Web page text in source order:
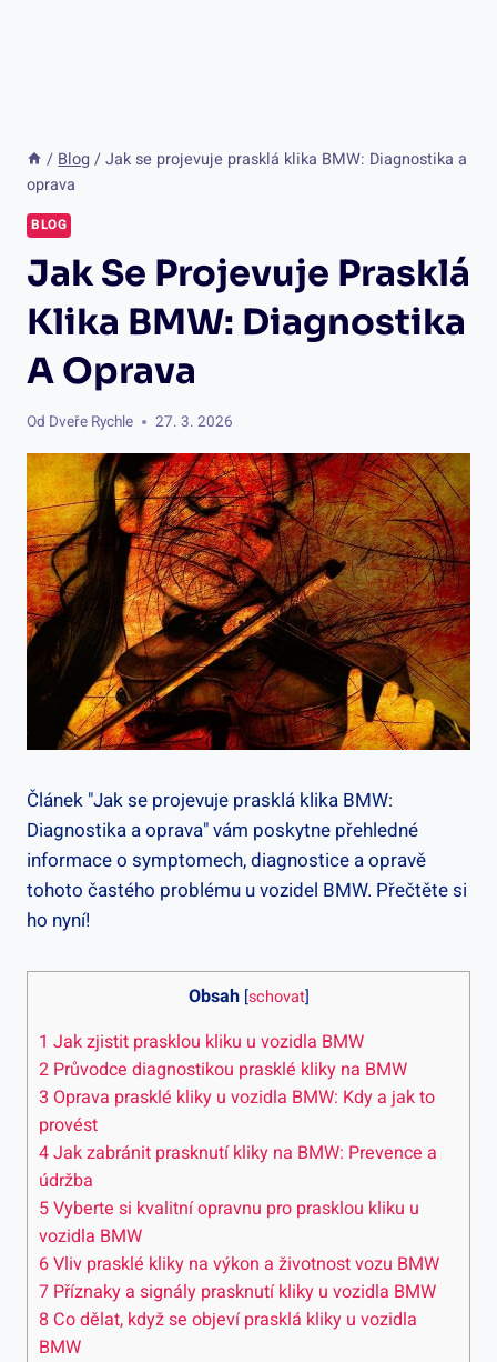
/ Blog / Jak se projevuje prasklá klika BMW: Diagnostika a
oprava
BLOG
Jak Se Projevuje Prasklá
Klika BMW: Diagnostika
A Oprava
Od Dveře Rychle 27. 3. 2026
Článek "Jak ⁢se projevuje prasklá klika ⁣BMW:
Diagnostika a oprava" vám poskytne přehledné
⁤informace o symptomech, diagnostice⁤ a opravě
tohoto častého problému u vozidel BMW. Přečtěte si
ho⁢ nyní!
Obsah [schovat]
1 Jak zjistit ⁣prasklou kliku u vozidla BMW
2 Průvodce diagnostikou⁣ prasklé kliky na BMW
3 Oprava prasklé kliky u vozidla BMW: Kdy ​a jak to
provést
4Jak ‍zabránit prasknutí kliky na BMW: Prevence a⁤
údržba
5Vyberte⁤ si kvalitní opravnu pro prasklou kliku u‌
vozidla BMW
6Vliv prasklé kliky⁣ na výkon⁢ a ‌životnost vozu BMW
7 Příznaky a signály prasknutí⁣ kliky u ‌vozidla⁢ BMW
8 Co⁢ dělat, když se objeví prasklá kliky u vozidla
BMW